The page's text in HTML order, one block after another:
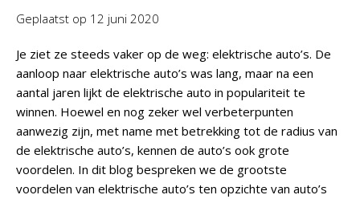
Geplaatst op 12 juni 2020
Je ziet ze steeds vaker op de weg: elektrische auto’s. De
aanloop naar elektrische auto’s was lang, maar na een
aantal jaren lijkt de elektrische auto in populariteit te
winnen. Hoewel en nog zeker wel verbeterpunten
aanwezig zijn, met name met betrekking tot de radius van
de elektrische auto’s, kennen de auto’s ook grote
voordelen. In dit blog bespreken we de grootste
voordelen van elektrische auto’s ten opzichte van auto’s